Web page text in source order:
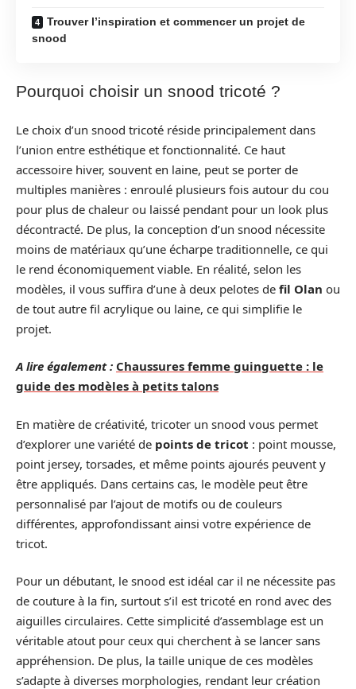
Trouver l’inspiration et commencer un projet de
snood
Pourquoi choisir un snood tricoté ?
Le choix d’un snood tricoté réside principalement dans
l’union entre esthétique et fonctionnalité. Ce haut
accessoire hiver, souvent en laine, peut se porter de
multiples manières : enroulé plusieurs fois autour du cou
pour plus de chaleur ou laissé pendant pour un look plus
décontracté. De plus, la conception d’un snood nécessite
moins de matériaux qu’une écharpe traditionnelle, ce qui
le rend économiquement viable. En réalité, selon les
modèles, il vous suffira d’une à deux pelotes de fil Olan ou
de tout autre fil acrylique ou laine, ce qui simplifie le
projet.
A lire également : Chaussures femme guinguette : le
guide des modèles à petits talons
En matière de créativité, tricoter un snood vous permet
d’explorer une variété de points de tricot : point mousse,
point jersey, torsades, et même points ajourés peuvent y
être appliqués. Dans certains cas, le modèle peut être
personnalisé par l’ajout de motifs ou de couleurs
différentes, approfondissant ainsi votre expérience de
tricot.
Pour un débutant, le snood est idéal car il ne nécessite pas
de couture à la fin, surtout s’il est tricoté en rond avec des
aiguilles circulaires. Cette simplicité d’assemblage est un
véritable atout pour ceux qui cherchent à se lancer sans
appréhension. De plus, la taille unique de ces modèles
s’adapte à diverses morphologies, rendant leur création